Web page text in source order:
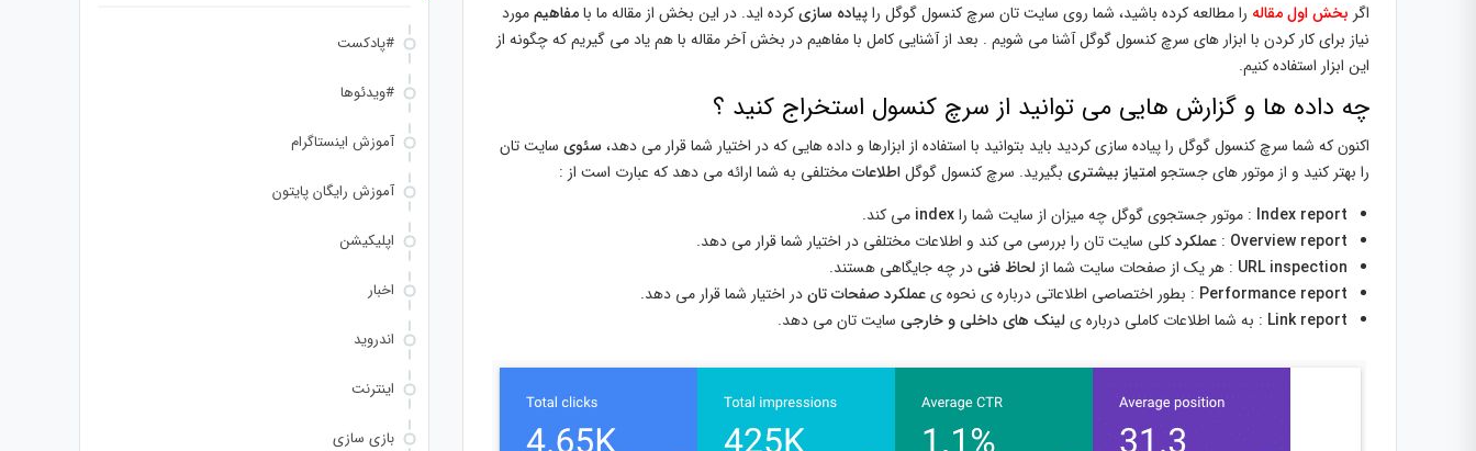
اگر بخش اول مقاله را مطالعه کرده باشید، شما روی سایت تان سرچ کنسول گوگل راپیاده سازیکرده اید. در این بخش از مقاله ما بامفاهیممورد
نیاز برای کار کردن با ابزار های سرچ کنسول گوگل آشنا می شویم . بعد از آشنایی کامل با مفاهیم در بخش آخر مقاله با هم یاد می گیریم که چگونه از
این ابزار استفاده کنیم.
چه داده ها و گزارش هایی می توانید از سرچ کنسول استخراج کنید ؟
اکنون که شما سرچ کنسول گوگل را پیاده سازی کردید باید بتوانید با استفاده از ابزارها و داده هایی که در اختیار شما قرار می دهد، سئوی سایت تان
را بهتر کنید و از موتور های جستجوامتیاز بیشتری بگیرید. سرچ کنسول گوگلاطلاعاتمختلفی به شما ارائه می دهد که عبارت است از :
Index report : موتور جستجوی گوگل چه میزان از سایت شما راindex می کند.
Overview report
: عملکردکلی سایت تان را بررسی می کند و اطلاعات مختلفی در اختیار شما قرار می دهد.
URL inspection : هر یک از صفحات سایت شما از لحاظ فنیدر چه جایگاهی هستند.
Performance report : بطور اختصاصی اطلاعاتی درباره ی نحوه یعملکرد صفحات تاندر اختیار شما قرار می دهد.
Link report : به شما اطلاعات کاملی درباره یلینک های داخلی و خارجی سایت تان می دهد.
#پادکست
#ویدئوها
آموزش اینستاگرام
آموزش رایگان پایتون
اپلیکیشن
اخبار
اندروید
اینترنت
بازی سازی